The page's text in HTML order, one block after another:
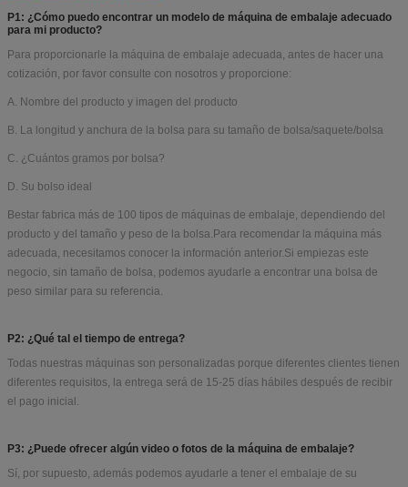
P1: ¿Cómo puedo encontrar un modelo de máquina de embalaje adecuado
para mi producto?
Para proporcionarle la máquina de embalaje adecuada, antes de hacer una
cotización, por favor consulte con nosotros y proporcione:
A. Nombre del producto y imagen del producto
B. La longitud y anchura de la bolsa para su tamaño de bolsa/saquete/bolsa
C. ¿Cuántos gramos por bolsa?
D. Su bolso ideal
Bestar fabrica más de 100 tipos de máquinas de embalaje, dependiendo del
producto y del tamaño y peso de la bolsa.Para recomendar la máquina más
adecuada, necesitamos conocer la información anterior.Si empiezas este
negocio, sin tamaño de bolsa, podemos ayudarle a encontrar una bolsa de
peso similar para su referencia.
P2: ¿Qué tal el tiempo de entrega?
Todas nuestras máquinas son personalizadas porque diferentes clientes tienen
diferentes requisitos, la entrega será de 15-25 días hábiles después de recibir
el pago inicial.
P3: ¿Puede ofrecer algún video o fotos de la máquina de embalaje?
Sí, por supuesto, además podemos ayudarle a tener el embalaje de su